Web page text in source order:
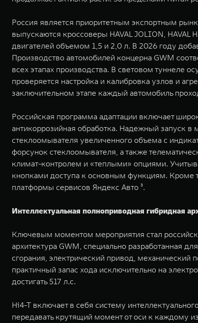
Россия является приоритетным экспортным
выпускаются кроссоверы HAVAL JOLION, HAVAL
двигателей объемом 1,5 и 2,0 л. В 2026 году
Производство автомобилей концерна GWM
всех этапах производства. В световом туннеле
проверяется настройка и калибровка узлов и
заключительном этапе каждый автомобиль
Российская программа адаптации включает
антикоррозийная обработка. Надежный запуск
стеклоомывателя увеличенного объема с
форсунок стеклоомывателя, а также
климат-контролем и «теплыми» опциями.
кнопками доступа к основным функциям. Кроме
платформы сервисов Яндекс Авто ³.
Интеллектуальная полноприводная гибридная
Ключевым моментом мероприятия стал
архитектура GWM, специально разработанная
сгорания, электрический привод,
практичный запас хода исключительно на
достигать 517 л.с.
Hi4-T включает в себя систему
передавать крутящий момент от оси к каждому